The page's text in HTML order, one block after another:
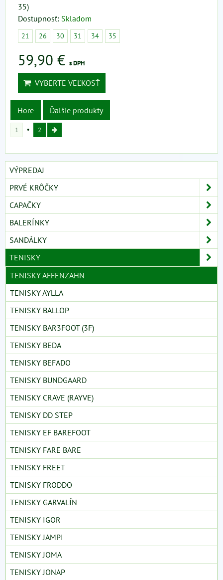
35)
Dostupnosť: Skladom
21 26 30 31 34 35
59,90 € s DPH
VYBERTE VEĽKOSŤ
Hore Ďalšie produkty
1 2
VÝPREDAJ
PRVÉ KRÔČKY
CAPAČKY
BALERÍNKY
SANDÁLKY
TENISKY
TENISKY AFFENZAHN
TENISKY AYLLA
TENISKY BALLOP
TENISKY BAR3FOOT (3F)
TENISKY BEDA
TENISKY BEFADO
TENISKY BUNDGAARD
TENISKY CRAVE (RAYVE)
TENISKY DD STEP
TENISKY EF BAREFOOT
TENISKY FARE BARE
TENISKY FREET
TENISKY FRODDO
TENISKY GARVALÍN
TENISKY IGOR
TENISKY JAMPI
TENISKY JOMA
TENISKY JONAP